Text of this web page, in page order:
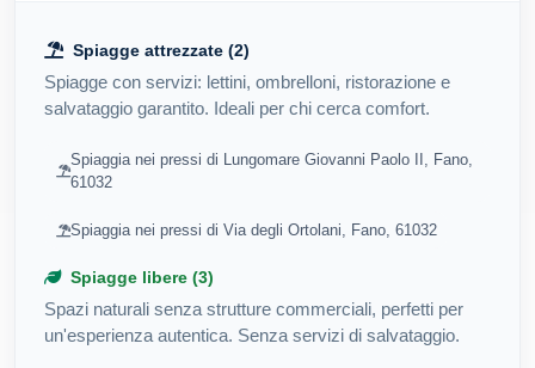
Spiagge attrezzate (2)
Spiagge con servizi: lettini, ombrelloni, ristorazione e
salvataggio garantito. Ideali per chi cerca comfort.
Spiaggia nei pressi di Lungomare Giovanni Paolo II, Fano,
61032
Spiaggia nei pressi di Via degli Ortolani, Fano, 61032
Spiagge libere (3)
Spazi naturali senza strutture commerciali, perfetti per
un'esperienza autentica. Senza servizi di salvataggio.